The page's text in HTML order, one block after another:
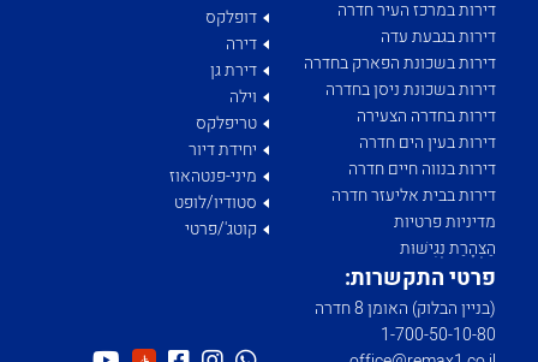
דירות במרכז העיר חדרה
דירות בגבעת עדה
דירות בשכונת הפארק בחדרה
דירות בשכונת ניסן בחדרה
דירות בחדרה הצעירה
דירות בעין הים חדרה
דירות בנווה חיים חדרה
דירות בבית אליעזר חדרה
מדיניות פרטיות
הַצְהָרַת נְגִישׁוּת
דופלקס
דירה
דירת גן
וילה
טריפלקס
יחידת דיור
מיני-פנטהאוז
סטודיו/לופט
קוטג'/פרטי
פרטי התקשרות:
(בניין הבלוק) האומן 8 חדרה
1­-700­-50-­10-­80